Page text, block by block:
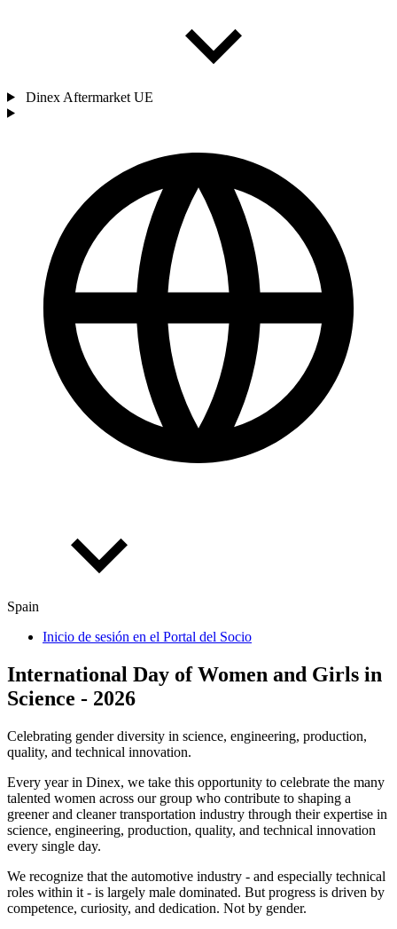
Dinex Aftermarket UE
Spain
Inicio de sesión en el Portal del Socio
International Day of Women and Girls in
Science - 2026
Celebrating gender diversity in science, engineering, production,
quality, and technical innovation.
Every year in Dinex, we take this opportunity to celebrate the many
talented women across our group who contribute to shaping a
greener and cleaner transportation industry through their expertise in
science, engineering, production, quality, and technical innovation
every single day.
We recognize that the automotive industry - and especially technical
roles within it - is largely male dominated. But progress is driven by
competence, curiosity, and dedication. Not by gender.